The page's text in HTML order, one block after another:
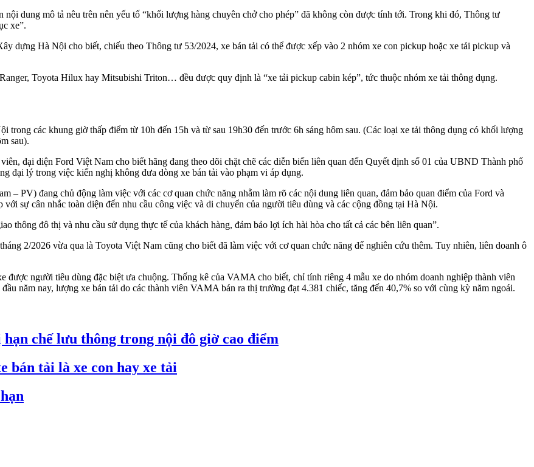
dung mô tả nêu trên nên yếu tố “khối lượng hàng chuyên chở cho phép” đã không còn được tính tới. Trong khi đó, Thông tư
xe”.
dựng Hà Nội cho biết, chiếu theo Thông tư 53/2024, xe bán tải có thể được xếp vào 2 nhóm xe con pickup hoặc xe tải pickup và
Toyota Hilux hay Mitsubishi Triton… đều được quy định là “xe tải pickup cabin kép”, tức thuộc nhóm xe tải thông dụng.
trong các khung giờ thấp điểm từ 10h đến 15h và từ sau 19h30 đến trước 6h sáng hôm sau. (Các loại xe tải thông dụng có khối lượng
sau).
đại diện Ford Việt Nam cho biết hãng đang theo dõi chặt chẽ các diễn biến liên quan đến Quyết định số 01 của UBND Thành phố
đại lý trong việc kiến nghị không đưa dòng xe bán tải vào phạm vi áp dụng.
– PV) đang chủ động làm việc với các cơ quan chức năng nhằm làm rõ các nội dung liên quan, đảm bảo quan điểm của Ford và
sự cân nhắc toàn diện đến nhu cầu công việc và di chuyển của người tiêu dùng và các cộng đồng tại Hà Nội.
thông đô thị và nhu cầu sử dụng thực tế của khách hàng, đảm bảo lợi ích hài hòa cho tất cả các bên liên quan”.
2/2026 vừa qua là Toyota Việt Nam cũng cho biết đã làm việc với cơ quan chức năng để nghiên cứu thêm. Tuy nhiên, liên doanh ô
người tiêu dùng đặc biệt ưa chuộng. Thống kê của VAMA cho biết, chỉ tính riêng 4 mẫu xe do nhóm doanh nghiệp thành viên
năm nay, lượng xe bán tải do các thành viên VAMA bán ra thị trường đạt 4.381 chiếc, tăng đến 40,7% so với cùng kỳ năm ngoái.
chế lưu thông trong nội đô giờ cao điểm
bán tải là xe con hay xe tải